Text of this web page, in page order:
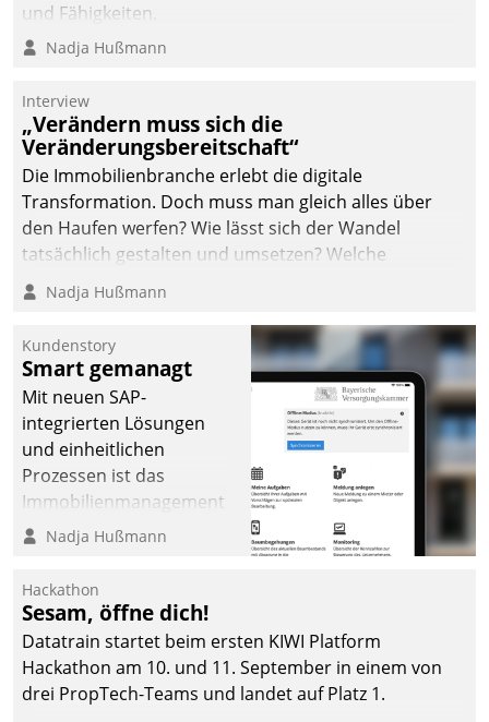
und Fähigkeiten.
Nadja Hußmann
Interview
„Verändern muss sich die
Veränderungsbereitschaft“
Die Immobilienbranche erlebt die digitale
Transformation. Doch muss man gleich alles über
den Haufen werfen? Wie lässt sich der Wandel
tatsächlich gestalten und umsetzen? Welche
Argumente zählen wirklich?
Nadja Hußmann
Kundenstory
Smart gemanagt
Mit neuen SAP-
integrierten Lösungen
und einheitlichen
Prozessen ist das
Immobilienmanagement
der Bayerischen
Ressort Kapitalanlage für
künftige Aufgaben und
Herausforderungen
gerüstet.
Nadja Hußmann
Hackathon
Sesam, öffne dich!
Datatrain startet beim ersten KIWI Platform
Hackathon am 10. und 11. September in einem von
drei PropTech-Teams und landet auf Platz 1.